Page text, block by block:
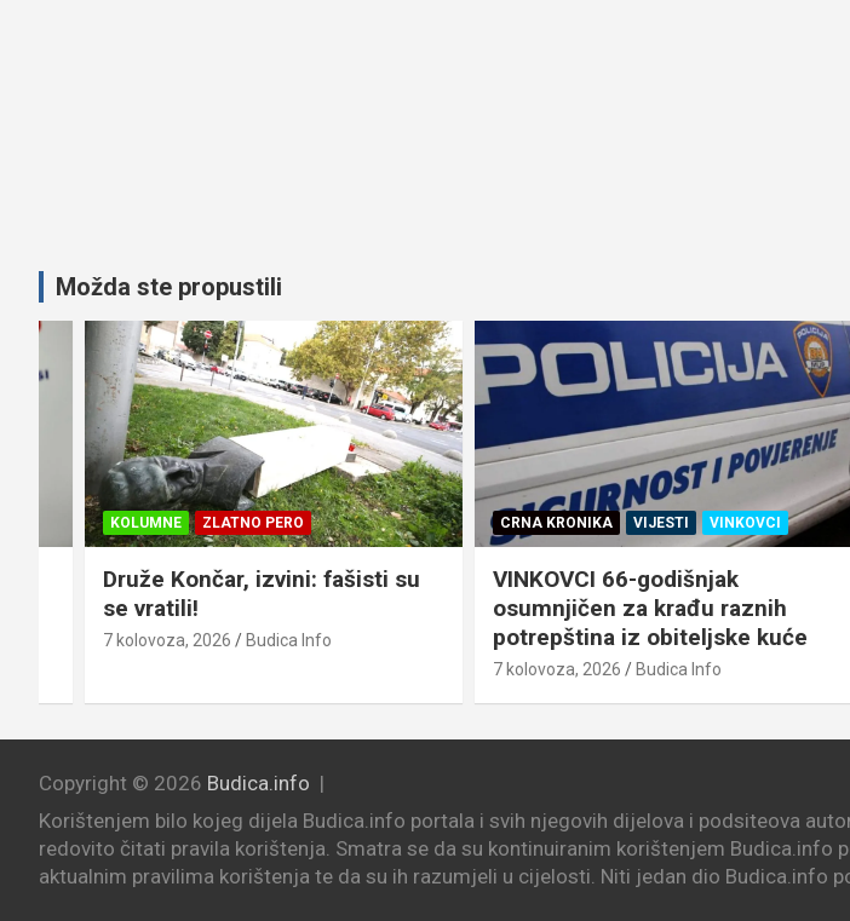
Možda ste propustili
KOLUMNE ZLATNO PERO
Druže Končar, izvini: fašisti su
se vratili!
7 kolovoza, 2026 Budica Info
CRNA KRONIKA VIJESTI VINKOVCI
VINKOVCI 66-godišnjak
osumnjičen za krađu raznih
potrepština iz obiteljske kuće
7 kolovoza, 2026 Budica Info
Copyright © 2026 Budica.info
Korištenjem bilo kojeg dijela Budica.info portala i svih njegovih dijelova i podsiteova
redovito čitati pravila korištenja. Smatra se da su kontinuiranim korištenjem
aktualnim pravilima korištenja te da su ih razumjeli u cijelosti. Niti jedan dio Budica.info